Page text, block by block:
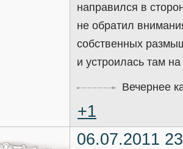
направился в
не обратил
собственных
и устроилась там
Вечернее
+1
06.07.2011